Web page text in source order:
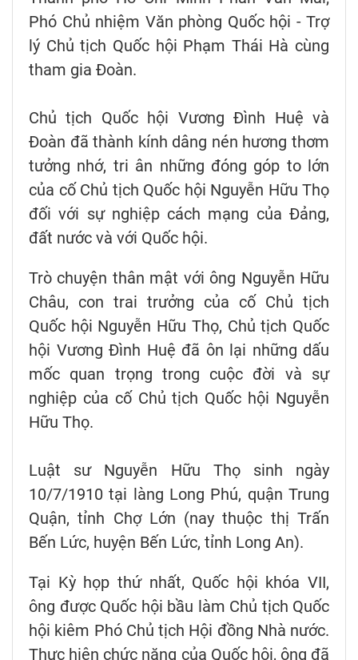
Phó Chủ nhiệm Văn phòng Quốc hội - Trợ
lý Chủ tịch Quốc hội Phạm Thái Hà cùng
tham gia Đoàn.
Chủ tịch Quốc hội Vương Đình Huệ và
Đoàn đã thành kính dâng nén hương thơm
tưởng nhớ, tri ân những đóng góp to lớn
của cố Chủ tịch Quốc hội Nguyễn Hữu Thọ
đối với sự nghiệp cách mạng của Đảng,
đất nước và với Quốc hội.
Trò chuyện thân mật với ông Nguyễn Hữu
Châu, con trai trưởng của cố Chủ tịch
Quốc hội Nguyễn Hữu Thọ, Chủ tịch Quốc
hội Vương Đình Huệ đã ôn lại những dấu
mốc quan trọng trong cuộc đời và sự
nghiệp của cố Chủ tịch Quốc hội Nguyễn
Hữu Thọ.
Luật sư Nguyễn Hữu Thọ sinh ngày
10/7/1910 tại làng Long Phú, quận Trung
Quận, tỉnh Chợ Lớn (nay thuộc thị Trấn
Bến Lức, huyện Bến Lức, tỉnh Long An).
Tại Kỳ họp thứ nhất, Quốc hội khóa VII,
ông được Quốc hội bầu làm Chủ tịch Quốc
hội kiêm Phó Chủ tịch Hội đồng Nhà nước.
Thực hiện chức năng của Quốc hội, ông đã